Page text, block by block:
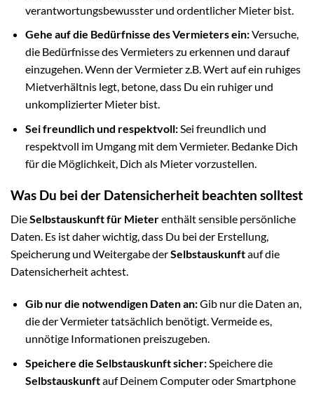
verantwortungsbewusster und ordentlicher Mieter bist.
Gehe auf die Bedürfnisse des Vermieters ein:Versuche,
die Bedürfnisse des Vermieters zu erkennen und darauf
einzugehen. Wenn der Vermieter z.B. Wert auf ein ruhiges
Mietverhältnis legt, betone, dass Du ein ruhiger und
unkomplizierter Mieter bist.
Sei freundlich und respektvoll:Sei freundlich und
respektvoll im Umgang mit dem Vermieter. Bedanke Dich
für die Möglichkeit, Dich als Mieter vorzustellen.
Was Du bei der Datensicherheit beachten solltest
DieSelbstauskunft für Mieterenthält sensible persönliche
Daten. Es ist daher wichtig, dass Du bei der Erstellung,
Speicherung und Weitergabe derSelbstauskunftauf die
Datensicherheit achtest.
Gib nur die notwendigen Daten an:Gib nur die Daten an,
die der Vermieter tatsächlich benötigt. Vermeide es,
unnötige Informationen preiszugeben.
Speichere die Selbstauskunft sicher:Speichere die
Selbstauskunftauf Deinem Computer oder Smartphone